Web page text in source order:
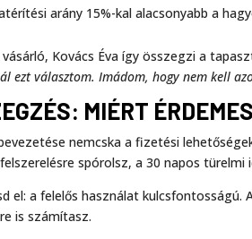
arány 15%-kal alacsonyabb a
vásárló, Kovács Éva így összegzi a
ezt választom. Imádom, hogy nem kell
MIÉRT
nemcska a fizetési
spórolsz, a 30 napos
el: a felelős használat kulcsfontosságú.
is számítasz.